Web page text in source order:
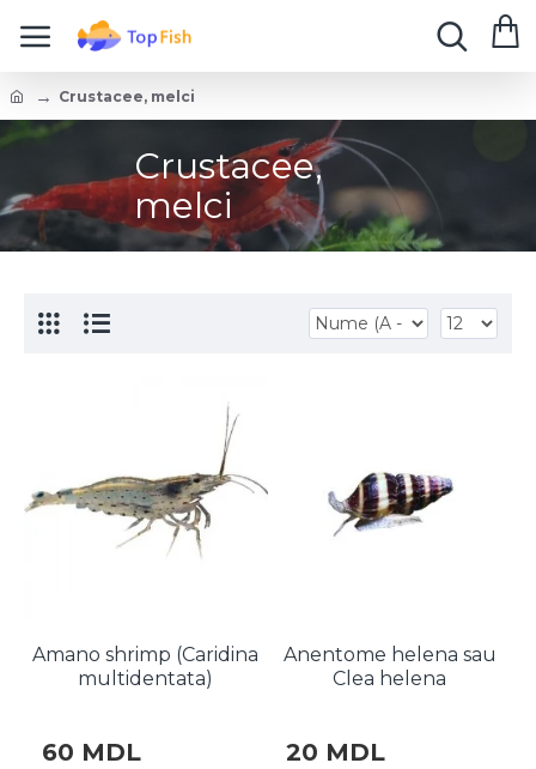
Crustacee, melci
Crustacee,
melci
Amano shrimp (Caridina
multidentata)
60 MDL
Anentome helena sau
Clea helena
20 MDL